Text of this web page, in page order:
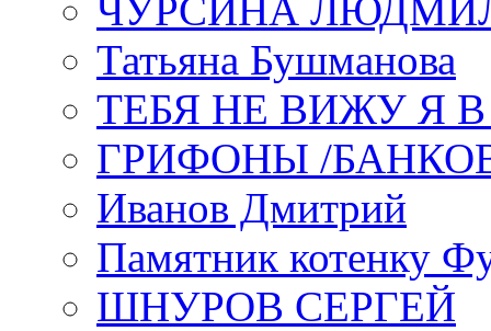
ЧУРСИНА
Татьяна Бушманова
ТЕБЯ НЕ ВИЖУ Я
ГРИФОНЫ /
Иванов Дмитрий
Памятник котенку
ШНУРОВ СЕРГЕЙ